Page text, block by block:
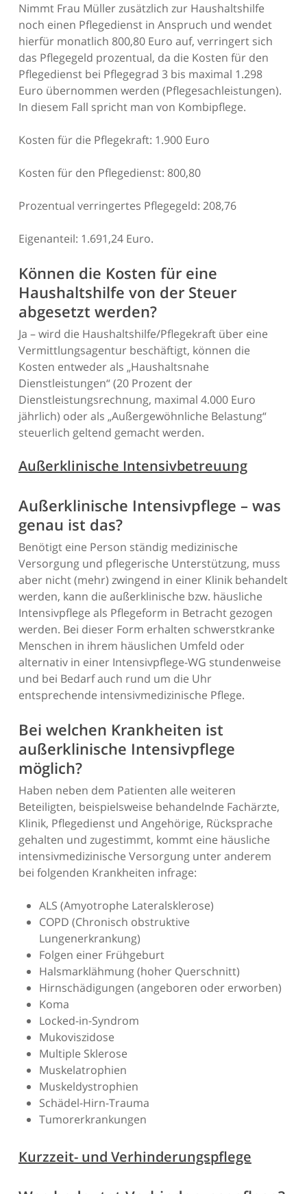
Nimmt Frau Müller zusätzlich zur Haushaltshilfe
noch einen Pflegedienst in Anspruch und wendet
hierfür monatlich 800,80 Euro auf, verringert sich
das Pflegegeld prozentual, da die Kosten für den
Pflegedienst bei Pflegegrad 3 bis maximal 1.298
Euro übernommen werden (Pflegesachleistungen).
In diesem Fall spricht man von Kombipflege.
Kosten für die Pflegekraft: 1.900 Euro
Kosten für den Pflegedienst: 800,80
Prozentual verringertes Pflegegeld: 208,76
Eigenanteil: 1.691,24 Euro.
Können die Kosten für eine
Haushaltshilfe von der Steuer
abgesetzt werden?
Ja – wird die Haushaltshilfe/Pflegekraft über eine
Vermittlungsagentur beschäftigt, können die
Kosten entweder als „Haushaltsnahe
Dienstleistungen“ (20 Prozent der
Dienstleistungsrechnung, maximal 4.000 Euro
jährlich) oder als „Außergewöhnliche Belastung“
steuerlich geltend gemacht werden.
Außerklinische Intensivbetreuung
Außerklinische Intensivpflege – was
genau ist das?
Benötigt eine Person ständig medizinische
Versorgung und pflegerische Unterstützung, muss
aber nicht (mehr) zwingend in einer Klinik behandelt
werden, kann die außerklinische bzw. häusliche
Intensivpflege als Pflegeform in Betracht gezogen
werden. Bei dieser Form erhalten schwerstkranke
Menschen in ihrem häuslichen Umfeld oder
alternativ in einer Intensivpflege-WG stundenweise
und bei Bedarf auch rund um die Uhr
entsprechende intensivmedizinische Pflege.
Bei welchen Krankheiten ist
außerklinische Intensivpflege
möglich?
Haben neben dem Patienten alle weiteren
Beteiligten, beispielsweise behandelnde Fachärzte,
Klinik, Pflegedienst und Angehörige, Rücksprache
gehalten und zugestimmt, kommt eine häusliche
intensivmedizinische Versorgung unter anderem
bei folgenden Krankheiten infrage:
ALS (Amyotrophe Lateralsklerose)
COPD (Chronisch obstruktive
Lungenerkrankung)
Folgen einer Frühgeburt
Halsmarklähmung (hoher Querschnitt)
Hirnschädigungen (angeboren oder erworben)
Koma
Locked-in-Syndrom
Mukoviszidose
Multiple Sklerose
Muskelatrophien
Muskeldystrophien
Schädel-Hirn-Trauma
Tumorerkrankungen
Kurzzeit- und Verhinderungspflege